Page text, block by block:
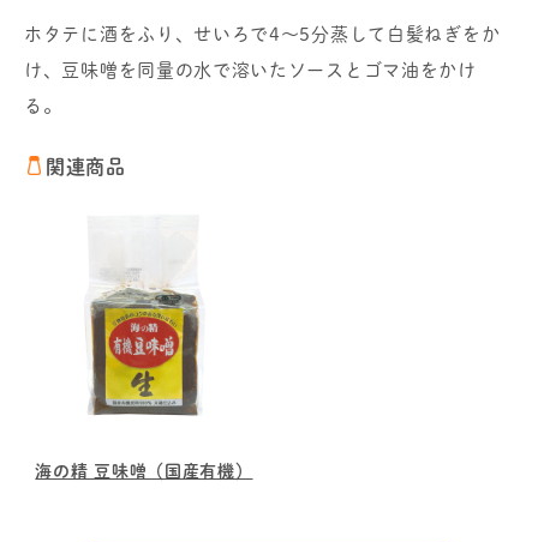
ホタテに酒をふり、せいろで4～5分蒸して白髪ねぎをか
け、豆味噌を同量の水で溶いたソースとゴマ油をかけ
る。
関連商品
海の精 豆味噌（国産有機）